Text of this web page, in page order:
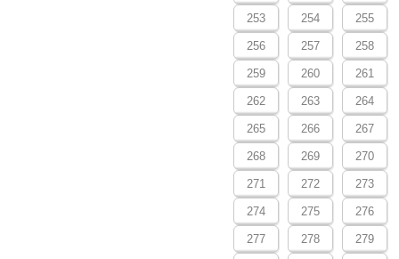
253 254 255
256 257 258
259 260 261
262 263 264
265 266 267
268 269 270
271 272 273
274 275 276
277 278 279